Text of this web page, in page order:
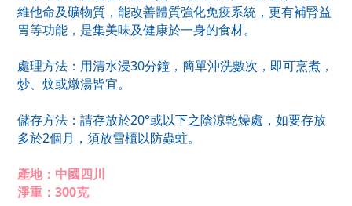
維他命及礦物質，能改善體質強化免疫系統，更有補腎益
胃等功能，是集美味及健康於一身的食材。
處理方法：用清水浸30分鐘，簡單沖洗數次，即可烹煮，
炒、炆或燉湯皆宜。
儲存方法：請存放於20°或以下之陰涼乾燥處，如要存放
多於2個月，須放雪櫃以防蟲蛀。
產地：中國四川
淨重：300克